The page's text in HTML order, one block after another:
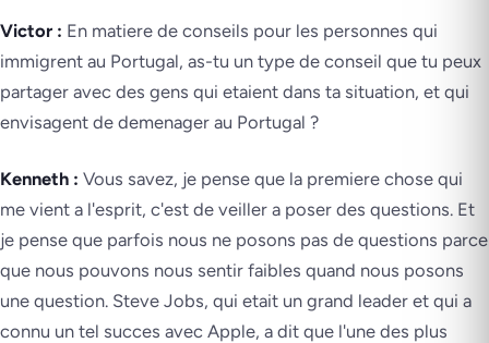
Victor : En matiere de conseils pour les personnes qui
immigrent au Portugal, as-tu un type de conseil que tu peux
partager avec des gens qui etaient dans ta situation, et qui
envisagent de demenager au Portugal ?
Kenneth : Vous savez, je pense que la premiere chose qui
me vient a l'esprit, c'est de veiller a poser des questions. Et
je pense que parfois nous ne posons pas de questions parce
que nous pouvons nous sentir faibles quand nous posons
une question. Steve Jobs, qui etait un grand leader et qui a
connu un tel succes avec Apple, a dit que l'une des plus